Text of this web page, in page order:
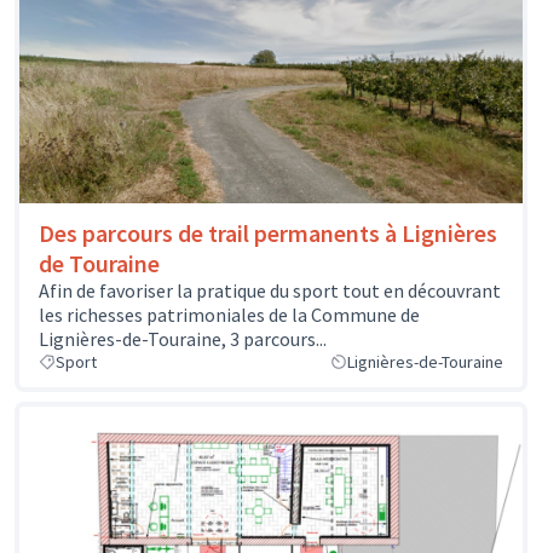
Des parcours de trail permanents à Lignières
de Touraine
Afin de favoriser la pratique du sport tout en découvrant
les richesses patrimoniales de la Commune de
Lignières-de-Touraine, 3 parcours...
Sport Lignières-de-Touraine